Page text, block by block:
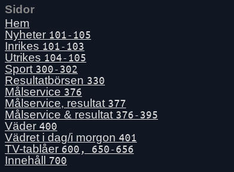
Sidor
Hem
Nyheter 101-105
Inrikes 101-103
Utrikes 104-105
Sport 300-302
Resultatbörsen 330
Målservice 376
Målservice, resultat 377
Målservice & resultat 376-395
Väder 400
Vädret i dag/i morgon 401
TV-tablåer 600, 650-656
Innehåll 700